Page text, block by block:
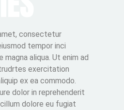
consectetur
tempor inci
aliqua. Ut enim ad
exercitation
ex ea commodo.
dolor in reprehenderit
dolore eu fugiat